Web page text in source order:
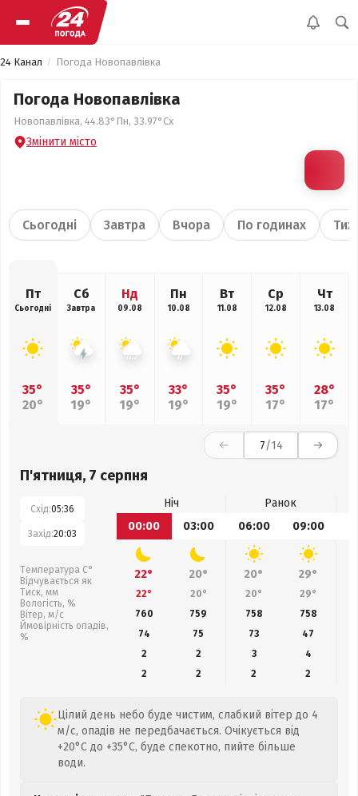
24 Канал Погода Новопавлівка
Погода Новопавлівка
Новопавлівка, 44.83°Пн, 33.97°Сх
Змінити місто
Сьогодні Завтра Вчора По годинах
Пт
Сьогодні
35°
20°
Сб
Завтра
35°
19°
Нд
09.08
35°
19°
Пн
10.08
33°
19°
Вт
11.08
35°
19°
Ср
12.08
35°
17°
Чт
13.08
28°
17°
7/14
П'ятниця, 7 серпня
Схід:05:36
Захід:20:03
Температура С°
Відчувається як
Тиск, мм
Вологість, %
Вітер, м/с
Ймовірність опадів,
%
Ніч
Ранок
00:00
03:00 06:00 09:00
22° 20° 20° 29°
22° 20° 20° 29°
760
759 758 758
74
75 73 47
2
2 3
4
2
2 2 2
Цілий день небо буде чистим, слабкий вітер до 4
м/с, опадів не передбачається. Очікується від
+20°C до +35°C, буде спекотно, пийте більше
води.